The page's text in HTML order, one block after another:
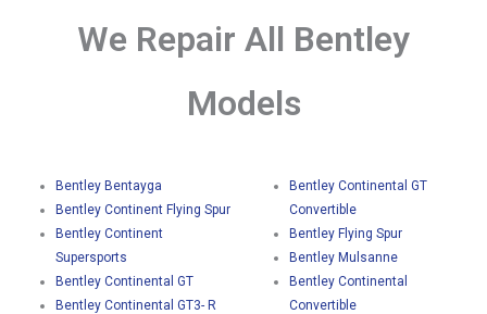
We Repair All Bentley
Models
Bentley Bentayga
Bentley Continent Flying Spur
Bentley Continent
Supersports
Bentley Continental GT
Bentley Continental GT3- R
Bentley Continental GT
Convertible
Bentley Flying Spur
Bentley Mulsanne
Bentley Continental
Convertible